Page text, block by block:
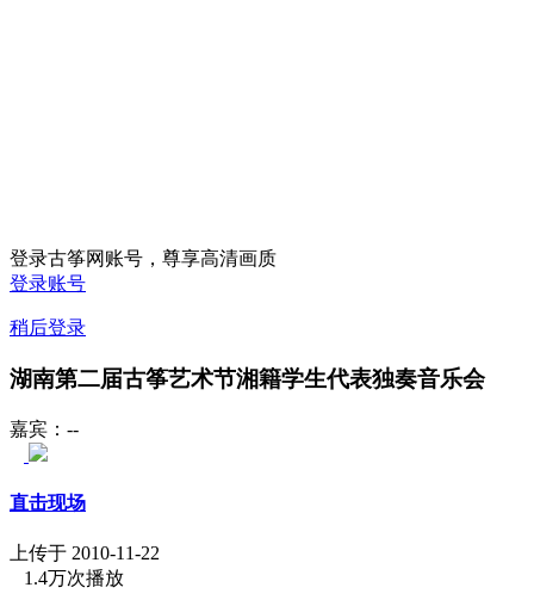
登录古筝网账号，尊享高清画质
登录账号
稍后登录
湖南第二届古筝艺术节湘籍学生代表独奏音乐会
嘉宾：--
直击现场
上传于 2010-11-22
1.4万次播放